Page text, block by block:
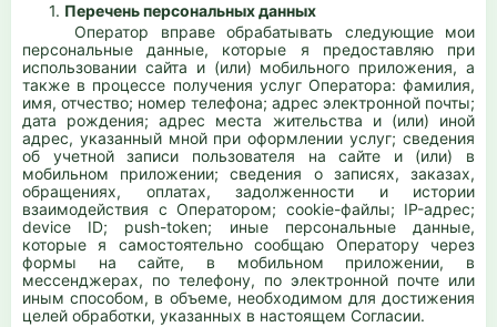
1. Перечень персональных данных
Оператор вправе обрабатывать следующие мои
персональные данные, которые я предоставляю при
использовании сайта и (или) мобильного приложения, а
также в процессе получения услуг Оператора: фамилия,
имя, отчество; номер телефона; адрес электронной почты;
дата рождения; адрес места жительства и (или) иной
адрес, указанный мной при оформлении услуг; сведения
об учетной записи пользователя на сайте и (или) в
мобильном приложении; сведения о записях, заказах,
обращениях, оплатах, задолженности и истории
взаимодействия с Оператором; cookie-файлы; IP-адрес;
device ID; push-token; иные персональные данные,
которые я самостоятельно сообщаю Оператору через
формы на сайте, в мобильном приложении, в
мессенджерах, по телефону, по электронной почте или
иным способом, в объеме, необходимом для достижения
целей обработки, указанных в настоящем Согласии.